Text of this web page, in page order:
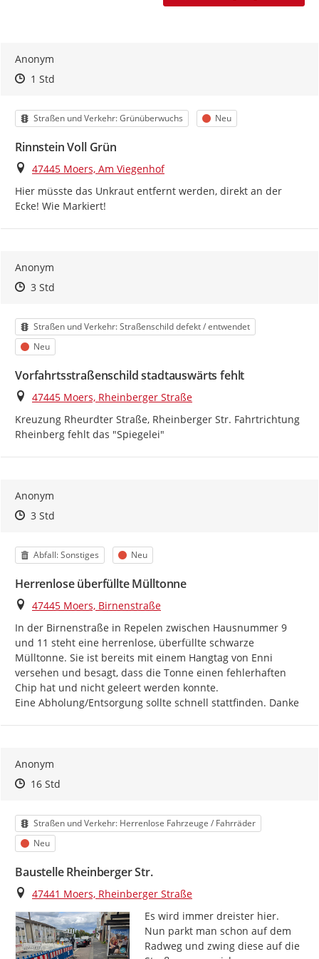
Anonym
Zeitpunkt des Erstellens
Zeitpunkt des Erstellens
1 StdZur Äußerung
Kategorie
Straßen und Verkehr: Grünüberwuchs Status
Neu
Rinnstein Voll Grün
Ort
47445 Moers, Am Viegenhof
Hier müsste das Unkraut entfernt werden, direkt an der
Ecke! Wie Markiert!
Anonym
Zeitpunkt des Erstellens
Zeitpunkt des Erstellens
3 StdZur Äußerung
Kategorie
Straßen und Verkehr: Straßenschild defekt / entwendet
Status
Neu
Vorfahrtsstraßenschild stadtauswärts fehlt
Ort
47445 Moers, Rheinberger Straße
Kreuzung Rheurdter Straße, Rheinberger Str. Fahrtrichtung
Rheinberg fehlt das "Spiegelei"
Anonym
Zeitpunkt des Erstellens
Zeitpunkt des Erstellens
3 StdZur Äußerung
Kategorie
Abfall: Sonstiges Status
Neu
Herrenlose überfüllte Mülltonne
Ort
47445 Moers, Birnenstraße
In der Birnenstraße in Repelen zwischen Hausnummer 9
und 11 steht eine herrenlose, überfüllte schwarze
Mülltonne. Sie ist bereits mit einem Hangtag von Enni
versehen und besagt, dass die Tonne einen fehlerhaften
Chip hat und nicht geleert werden konnte.
Eine Abholung/Entsorgung sollte schnell stattfinden. Danke
Anonym
Zeitpunkt des Erstellens
Zeitpunkt des Erstellens
16 StdZur Äußerung
Kategorie
Straßen und Verkehr: Herrenlose Fahrzeuge / Fahrräder
Status
Neu
Baustelle Rheinberger Str.
Ort
47441 Moers, Rheinberger Straße
Es wird immer dreister hier.
Nun parkt man schon auf dem
Radweg und zwing diese auf die